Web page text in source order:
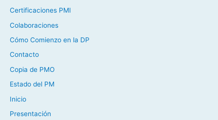
Certificaciones PMI
Colaboraciones
Cómo Comienzo en la DP
Contacto
Copia de PMO
Estado del PM
Inicio
Presentación